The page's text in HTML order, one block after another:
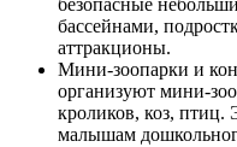
безопасные
бассейнами,
аттракционы.
Мини-зоопарки и
организуют мини-
кроликов, коз, птиц.
малышам